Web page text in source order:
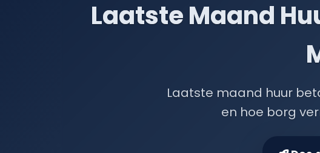
Laatste Maand
Laatste maand huur
en hoe borg